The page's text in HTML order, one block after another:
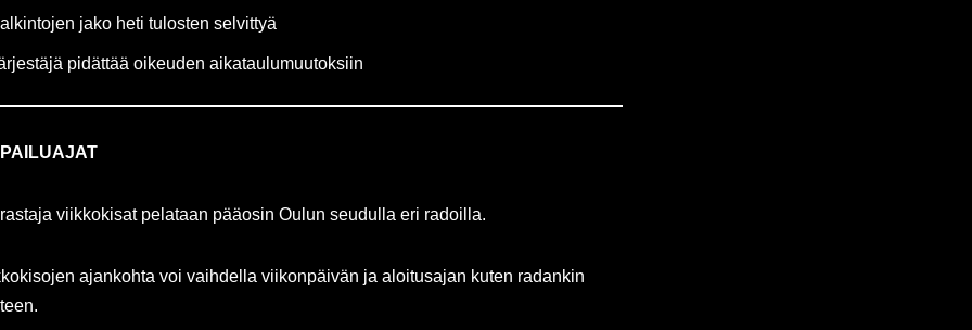
jako heti tulosten selvittyä
pidättää oikeuden aikataulumuutoksiin
viikkokisat pelataan pääosin Oulun seudulla eri radoilla.
ajankohta voi vaihdella viikonpäivän ja aloitusajan kuten radankin